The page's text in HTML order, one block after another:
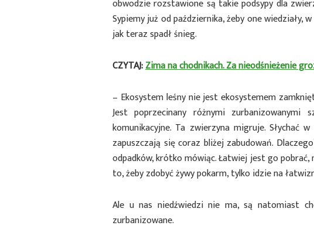
obwodzie rozstawione są takie podsypy dla
Sypiemy już od października, żeby one
jak teraz spadł śnieg.
CZYTAJ:Zima na chodnikach. Za nieodśnieżenie
– Ekosystem leśny nie jest ekosystemem
Jest poprzecinany różnymi
komunikacyjne. Ta zwierzyna migruje. Słychać
zapuszczają się coraz bliżej zabudowań.
odpadków, krótko mówiąc. Łatwiej jest go
to, żeby zdobyć żywy pokarm, tylko idzie na
Ale u nas niedźwiedzi nie ma, są natomiast
zurbanizowane.